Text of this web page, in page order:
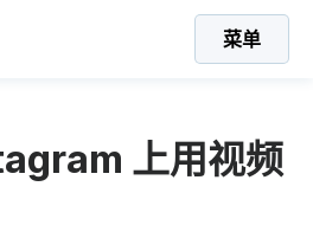
菜单
上用视频